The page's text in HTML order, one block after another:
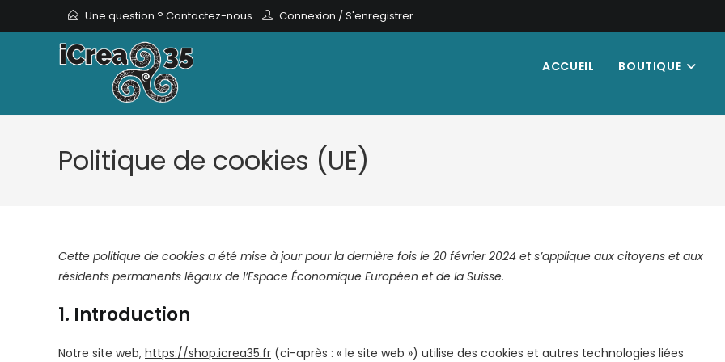
to
Une question ? Contactez-nous Connexion /S'enregistrer
ACCUEIL BOUTIQUE
Politique de cookies (UE)
Cette politique de cookies a été mise à jour pour la dernière fois le 20 février 2024 et s’applique aux citoyens et aux
résidents permanents légaux de l’Espace Économique Européen et de la Suisse.
1. Introduction
Notre site web, https://shop.icrea35.fr (ci-après : « le site web ») utilise des cookies et autres technologies liées